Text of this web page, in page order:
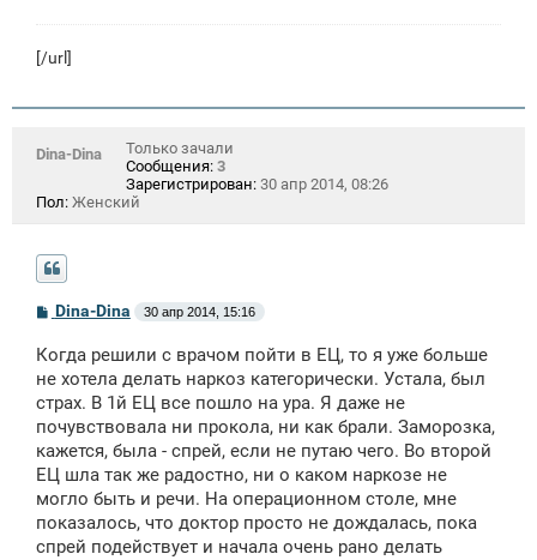
[/url]
Dina-Dina
Только зачали
Сообщения: 3
Зарегистрирован: 30 апр 2014, 08:26
Пол: Женский
С
б
щ
н
и
Dina-Dina 30 апр 2014, 15:16
Когда решили с врачом пойти в ЕЦ, то я уже больше
не хотела делать наркоз категорически. Устала, был
страх. В 1й ЕЦ все пошло на ура. Я даже не
почувствовала ни прокола, ни как брали. Заморозка,
кажется, была - спрей, если не путаю чего. Во второй
ЕЦ шла так же радостно, ни о каком наркозе не
могло быть и речи. На операционном столе, мне
показалось, что доктор просто не дождалась, пока
спрей подействует и начала очень рано делать